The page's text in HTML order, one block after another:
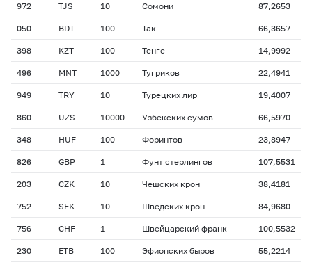
972 TJS 10 Сомони 87,2653
050 BDT 100 Так 66,3657
398 KZT 100 Тенге 14,9992
496 MNT 1000 Тугриков 22,4941
949 TRY 10 Турецких лир 19,4007
860 UZS 10000 Узбекских сумов 66,5970
348 HUF 100 Форинтов 23,8947
826 GBP 1 Фунт стерлингов 107,5531
203 CZK 10 Чешских крон 38,4181
752 SEK 10 Шведских крон 84,9680
756 CHF 1 Швейцарский франк 100,5532
230 ETB 100 Эфиопских быров 55,2214